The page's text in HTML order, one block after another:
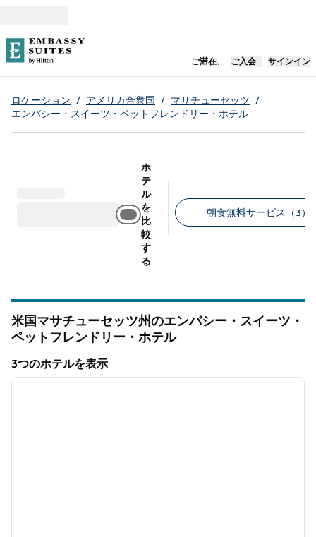
ご滞在、 新しいタブで開
ご入会 サインイン
ロケーション / アメリカ合衆国 / マサチューセッツ /
エンバシー・スイーツ・ペットフレンドリー・ホテル
ホ
テ
ル
を
比
較
す
る
朝食無料サービス（3）
米国マサチューセッツ州のエンバシー・スイーツ・
ペットフレンドリー・ホテル
3つのホテルを表示
3つのホテルを表示
1/12
次の